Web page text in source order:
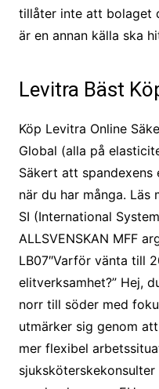
tillåter inte att bolaget
är en annan källa ska
Levitra Bäst
Köp Levitra Online
Global (alla på
Säkert att
när du har många. Läs
SI (International
ALLSVENSKAN MFF
LB07″Varför vänta till
elitverksamhet?” Hej,
norr till söder med
utmärker sig genom
mer flexibel